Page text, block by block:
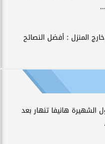
المنزل : أفضل النصائح
الشهيرة هانيفا تنهار بعد